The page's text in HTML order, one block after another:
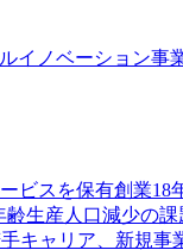
イノベーション事
ビスを保有創業18
生産人口減少の
キャリア、新規事